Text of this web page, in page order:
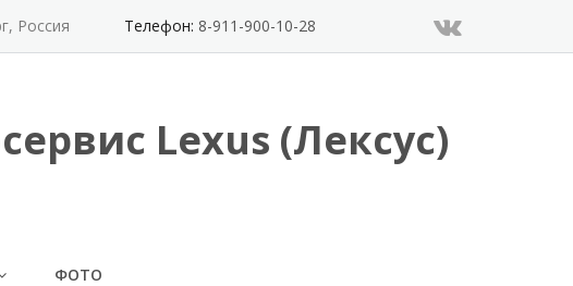
Россия Телефон: 8-911-900-10-28
Lexus (Лексус)
ФОТО